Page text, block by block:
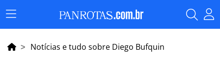
Menu
Principal
Notícias e tudo sobre Diego Bufquin